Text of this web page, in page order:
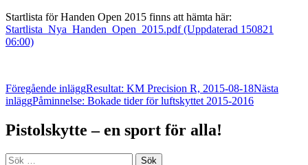
Startlista för Handen Open 2015 finns att hämta här:
Startlista_Nya_Handen_Open_2015.pdf (Uppdaterad 150821
06:00)
Inläggsnavigering
Föregående inläggResultat: KM Precision R, 2015-08-18Nästa
inläggPåminnelse: Bokade tider för luftskyttet 2015-2016
Pistolskytte – en sport för alla!
Sök